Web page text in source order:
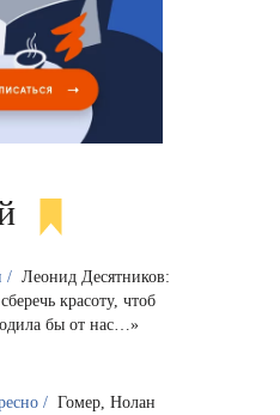
/ Леонид Десятников:
красоту, чтоб
бы от нас…»
/ Гомер, Нолан